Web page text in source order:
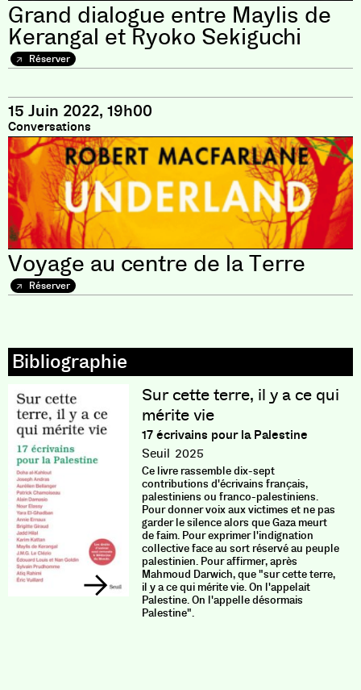
Grand dialogue entre Maylis de
Kerangal et Ryoko Sekiguchi
Réserver
15 Juin 2022, 19h00
Conversations
Voyage au centre de la Terre
Réserver
Sur cette terre, il y a ce qui
mérite vie
17 écrivains pour la Palestine
Seuil 2025
Ce livre rassemble dix-sept
contributions d'écrivains français,
palestiniens ou franco-palestiniens.
Pour donner voix aux victimes et ne pas
garder le silence alors que Gaza meurt
de faim. Pour exprimer l'indignation
collective face au sort réservé au peuple
palestinien. Pour affirmer, après
Mahmoud Darwich, que "sur cette terre,
il y a ce qui mérite vie. On l'appelait
Palestine. On l'appelle désormais
Palestine".